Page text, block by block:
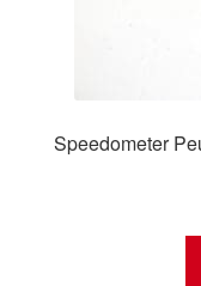
Speedometer